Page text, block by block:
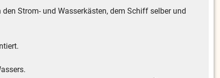
Strom- und Wasserkästen, dem Schiff selber und